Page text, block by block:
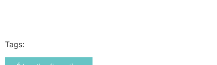
Tags: